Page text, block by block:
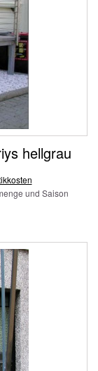
hellgrau
und Saison